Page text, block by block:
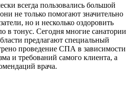
всегда пользовались большой
не только помогают значительно
но и несколько оздоровить
в тонус. Сегодня многие санатории
предлагают специальный
проведение СПА в зависимости
и требований самого клиента, а
врача.